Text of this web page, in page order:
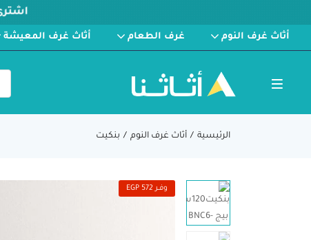
أثاث غرف النوم غرف الطعام أثاث غرف المعيشة
الرئيسية أثاث غرف النوم بنكيت
وفــر 572 EGP